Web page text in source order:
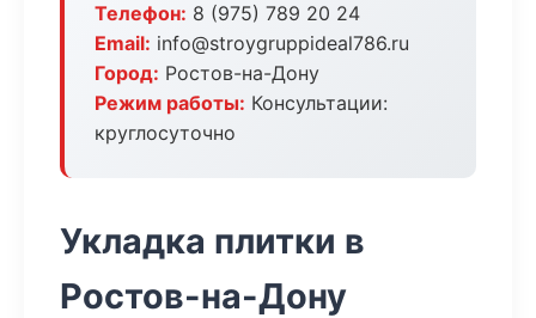
Телефон: 8 (975) 789 20 24
Email: info@stroygruppideal786.ru
Город: Ростов-на-Дону
Режим работы: Консультации:
круглосуточно
Укладка плитки в
Ростов-на-Дону